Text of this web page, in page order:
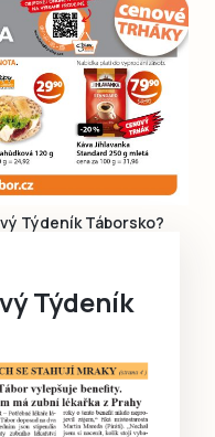
Obnovit heslo
Facebook
seRegistrovat
Inspirace
Čtenáři píší
Speciální přílohy
Inzerce
Týdeník Táborsko?
Týdeník